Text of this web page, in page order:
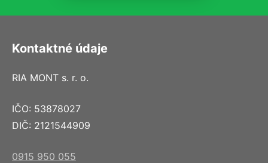
Kontaktné údaje
RIA MONT s. r. o.
IČO: 53878027
DIČ: 2121544909
0915 950 055